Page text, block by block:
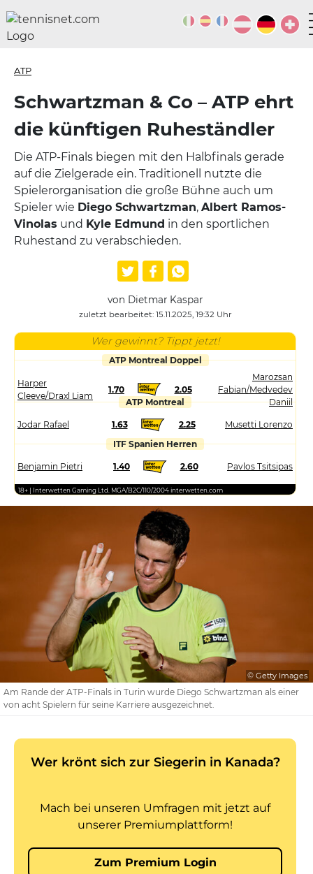
ATP
Schwartzman & Co – ATP ehrt
die künftigen Ruheständler
Die ATP-Finals biegen mit den Halbfinals gerade
auf die Zielgerade ein. Traditionell nutzte die
Spielerorganisation die große Bühne auch um
Spieler wie Diego Schwartzman, Albert Ramos-
Vinolas und Kyle Edmund in den sportlichen
Ruhestand zu verabschieden.
von Dietmar Kaspar
zuletzt bearbeitet: 15.11.2025, 19:32 Uhr
Wer gewinnt? Tippt jetzt!
ATP Montreal Doppel
Harper
Cleeve/Draxl Liam
1.70 2.05
Marozsan
Fabian/Medvedev
Daniil
ATP Montreal
Jodar Rafael 1.63 2.25
Musetti Lorenzo
ITF Spanien Herren
Benjamin Pietri 1.40 2.60 Pavlos Tsitsipas
18+ | Interwetten Gaming Ltd. MGA/B2C/110/2004 interwetten.com
© Getty Images
Am Rande der ATP-Finals in Turin wurde Diego Schwartzman als einer
von acht Spielern für seine Karriere ausgezeichnet.